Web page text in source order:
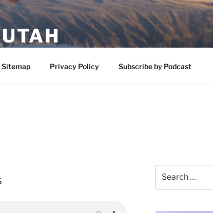
Sitemap Privacy Policy Subscribe by Podcast
for: